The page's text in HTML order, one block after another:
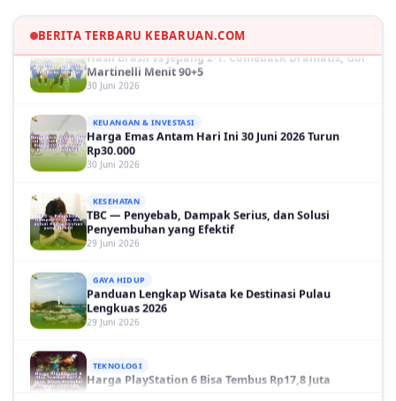
BERITA TERBARU KEBARUAN.COM
OLAH RAGA
Hasil Brasil vs Jepang 2-1: Comeback Dramatis, Gol
Martinelli Menit 90+5
30 Juni 2026
Harga Emas Antam Hari Ini 30 Juni 2026 Turun
Rp30.000
30 Juni 2026
TBC — Penyebab, Dampak Serius, dan Solusi
Penyembuhan yang Efektif
29 Juni 2026
Panduan Lengkap Wisata ke Destinasi Pulau
Lengkuas 2026
29 Juni 2026
Harga PlayStation 6 Bisa Tembus Rp17,8 Juta
29 Juni 2026